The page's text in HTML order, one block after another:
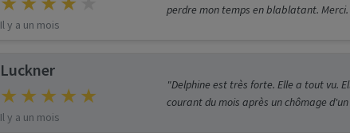
Il y a un mois
perdre mon temps en blablatant.
Luckner
Il y a un mois
"Delphine est très forte. Elle a tout vu.
courant du mois après un chômage